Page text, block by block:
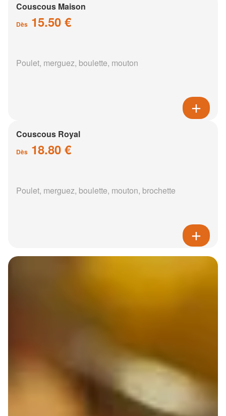
Couscous Maison
Dès 15.50 €
Poulet, merguez, boulette, mouton
Couscous Royal
Dès 18.80 €
Poulet, merguez, boulette, mouton, brochette